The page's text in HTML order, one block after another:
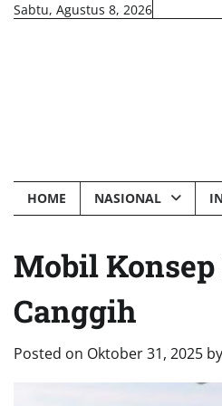
SkipSabtu, Agustus 8, 2026
HOME NASIONAL
Mobil
Canggih
Posted on Oktober 31, 2025 by